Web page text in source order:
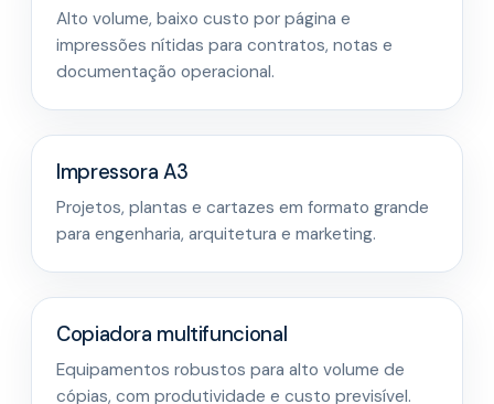
Alto volume, baixo custo por página e
impressões nítidas para contratos, notas e
documentação operacional.
Impressora A3
Projetos, plantas e cartazes em formato grande
para engenharia, arquitetura e marketing.
Copiadora multifuncional
Equipamentos robustos para alto volume de
cópias, com produtividade e custo previsível.